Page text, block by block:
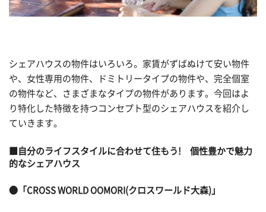
シェアハウスの物件はいろいろ。家賃がずばぬけて安い物件
や、女性専用の物件、ドミトリータイプの物件や、完全個室
の物件など、さまざまなタイプの物件があります。今回はよ
り特化した特徴を持つコンセプト型のシェアハウスを紹介し
ていきます。
■自分のライフスタイルに合わせて住もう! 個性豊かで魅力
的なシェアハウス
●「CROSS WORLD OOMORI(クロスワールド大森)」